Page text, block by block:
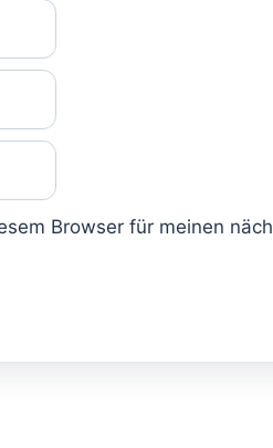
Browser für meinen